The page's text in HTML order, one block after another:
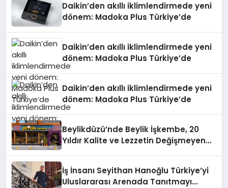
Daikin’den akıllı iklimlendirmede yeni
dönem: Madoka Plus Türkiye’de
Daikin’den akıllı iklimlendirmede yeni
dönem: Madoka Plus Türkiye’de
Daikin’den akıllı iklimlendirmede yeni
dönem: Madoka Plus Türkiye’de
Beylikdüzü’nde Beylik İşkembe, 20
Yıldır Kalite ve Lezzetin Değişmeyen
İş İnsanı Seyithan Hanoğlu Türkiye’yi
Uluslararası Arenada Tanıtmayı